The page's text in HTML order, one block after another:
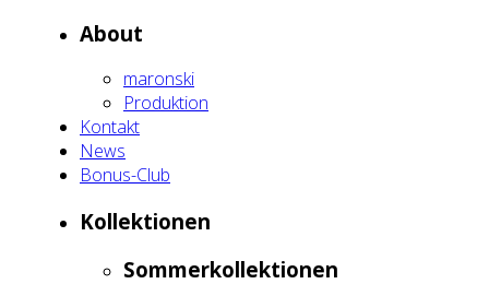
About
maron­ski
Pro­duk­ti­on
Kon­takt
News
Bonus-Club
Kol­lek­tio­nen
Som­mer­kol­lek­tio­nen